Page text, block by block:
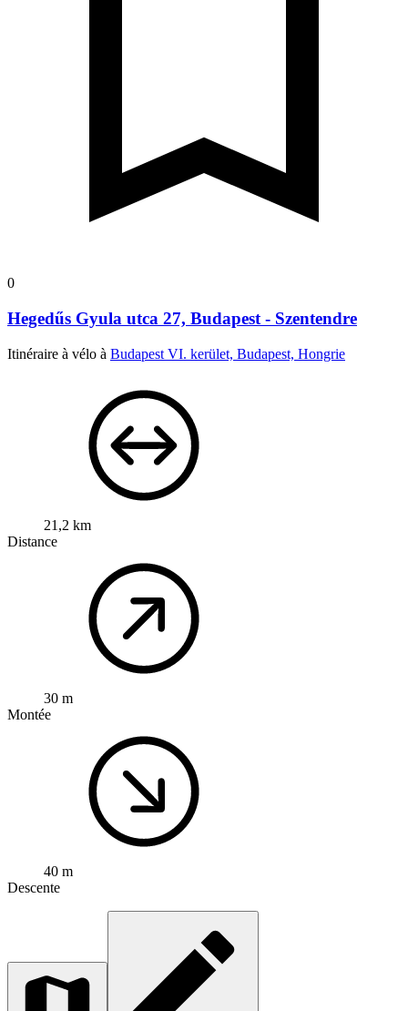
0
Hegedűs Gyula utca 27, Budapest - Szentendre
Itinéraire à vélo à Budapest VI. kerület, Budapest, Hongrie
21,2 km
Distance
30 m
Montée
40 m
Descente